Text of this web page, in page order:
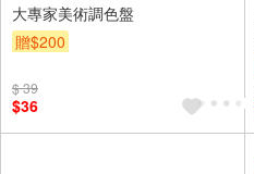
大專家美術調色盤
贈$200
$ 39
$36